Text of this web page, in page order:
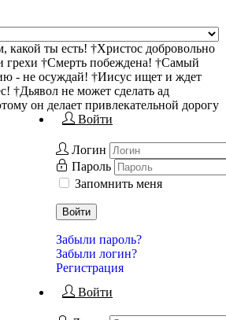
какой ты есть! †Христос добровольно
грехи †Смерть побеждена! †Самый
- не осуждай! †Иисус ищет и ждет
†Дьявол не может сделать ад
он делает привлекательной дорогу
Войти
Логин
Пароль
Запомнить меня
Войти
Забыли пароль?
Забыли логин?
Регистрация
Войти